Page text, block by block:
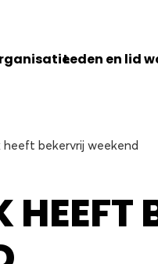
Leden en lid
heeft bekervrij weekend
HEEFT